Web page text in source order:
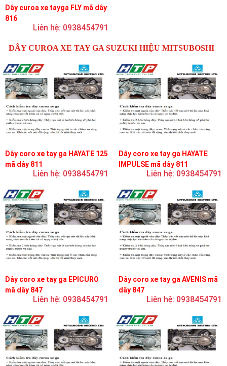
Dây curoa xe tayga FLY mã dây
816
Liên hệ: 0938454791
DÂY CUROA XE TAY GA SUZUKI HIỆU MITSUBOSHI
Dây coro xe tay ga HAYATE 125
mã dây 811
Liên hệ: 0938454791
Dây coro xe tay ga HAYATE
IMPULSE mã dây 811
Liên hệ: 0938454791
Dây coro xe tay ga EPICURO
mã dây 847
Liên hệ: 0938454791
Dây coro xe tay ga AVENIS mã
dây 847
Liên hệ: 0938454791